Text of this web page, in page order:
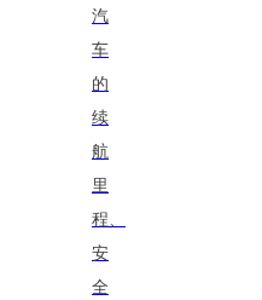
汽
车
的
续
航
里
程、
安
全